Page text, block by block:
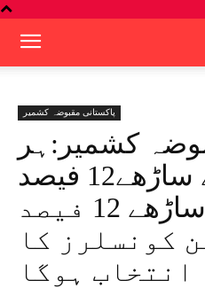
پاکستانی مقبوضہ کشمیر
کشمیر:ہر
ہاوس کیلئے ساڑھے12 فیصد
نوجوانوں اور ساڑھے 12 فیصد
کونسلرز کا
انتخاب ہوگا